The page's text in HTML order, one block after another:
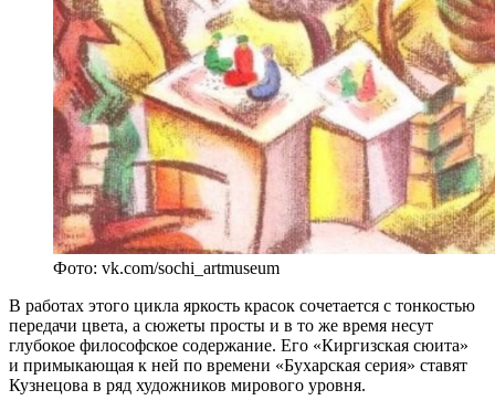
Фото: vk.com/sochi_artmuseum
В работах этого цикла яркость красок сочетается с тонкостью
передачи цвета, а сюжеты просты и в то же время несут
глубокое философское содержание. Его «Киргизская сюита»
и примыкающая к ней по времени «Бухарская серия» ставят
Кузнецова в ряд художников мирового уровня.